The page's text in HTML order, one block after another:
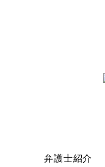
弁護士紹介